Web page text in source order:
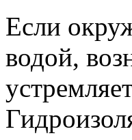
Если
водой,